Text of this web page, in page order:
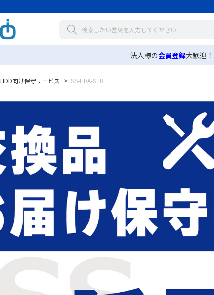
法人様の会員登録大歓迎！
HDD向け保守サービス > ISS-HDA-STB